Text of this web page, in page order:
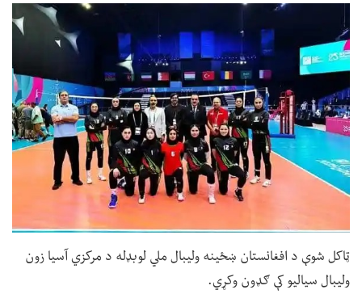
ټاکل شوې د افغانستان ښځینه ولیبال ملي لوبډله د مرکزي آسیا زون
ولیبال سیالیو کې ګډون وکړي.